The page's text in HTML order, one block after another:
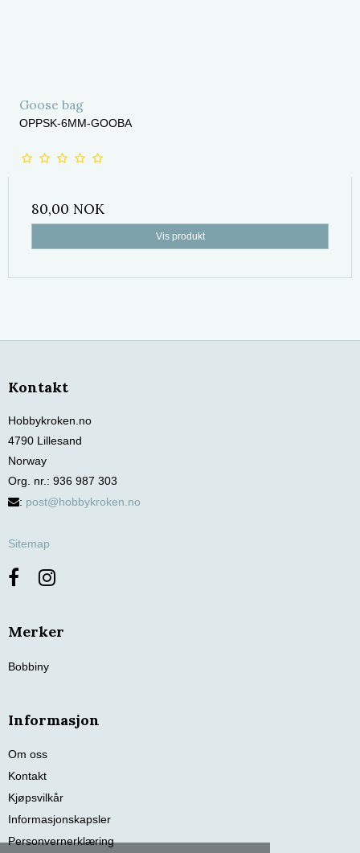
Goose bag
OPPSK-6MM-GOOBA
80,00 NOK
Vis produkt
Kontakt
Hobbykroken.no
4790 Lillesand
Norway
Org. nr.: 936 987 303
: post@hobbykroken.no
Sitemap
Merker
Bobbiny
Informasjon
Om oss
Kontakt
Kjøpsvilkår
Informasjonskapsler
Personvernerklæring